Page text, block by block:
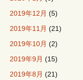
2019年12月 (5)
2019年11月 (21)
2019年10月 (2)
2019年9月 (15)
2019年8月 (21)